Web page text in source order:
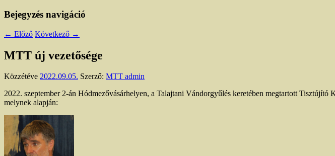
Bejegyzés navigáció
← Előző Következő →
MTT új vezetősége
Közzétéve 2022.09.05. Szerző: MTT admin
2022. szeptember 2-án Hódmezővásárhelyen, a Talajtani Vándorgyűlés keretében megtartott
melynek alapján: